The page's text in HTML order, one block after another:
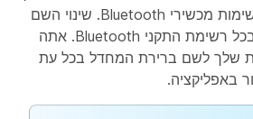
כדי להקל על הזיהוי ברשימות מכשירי Bluetooth. שינוי השם
נשמר באוזניות ומופיע בכל רשימת התקני Bluetooth. אתה
שלך לשם ברירת המחדל בכל עת
באפליקציה.